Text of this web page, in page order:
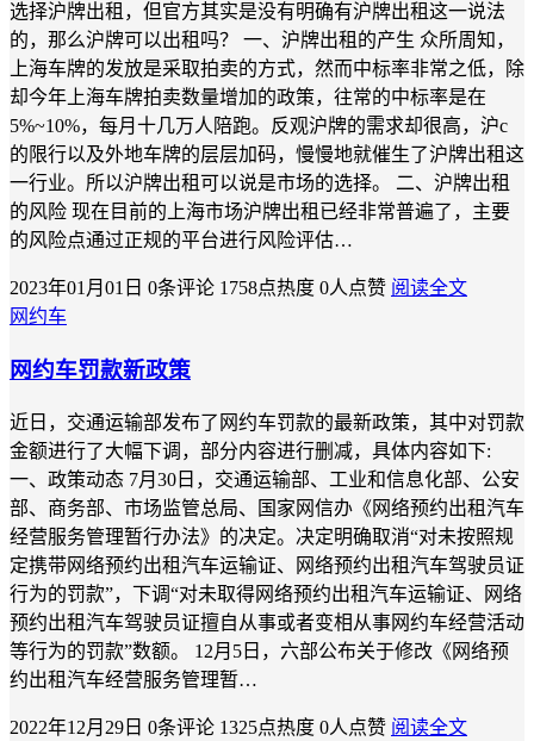
选择沪牌出租，但官方其实是没有明确有沪牌出租这一说法
的，那么沪牌可以出租吗？ 一、沪牌出租的产生 众所周知，
上海车牌的发放是采取拍卖的方式，然而中标率非常之低，除
却今年上海车牌拍卖数量增加的政策，往常的中标率是在
5%~10%，每月十几万人陪跑。反观沪牌的需求却很高，沪c
的限行以及外地车牌的层层加码，慢慢地就催生了沪牌出租这
一行业。所以沪牌出租可以说是市场的选择。 二、沪牌出租
的风险 现在目前的上海市场沪牌出租已经非常普遍了，主要
的风险点通过正规的平台进行风险评估…
2023年01月01日 0条评论 1758点热度 0人点赞 阅读全文
网约车
网约车罚款新政策
近日，交通运输部发布了网约车罚款的最新政策，其中对罚款
金额进行了大幅下调，部分内容进行删减，具体内容如下:
一、政策动态 7月30日，交通运输部、工业和信息化部、公安
部、商务部、市场监管总局、国家网信办《网络预约出租汽车
经营服务管理暂行办法》的决定。决定明确取消“对未按照规
定携带网络预约出租汽车运输证、网络预约出租汽车驾驶员证
行为的罚款”，下调“对未取得网络预约出租汽车运输证、网络
预约出租汽车驾驶员证擅自从事或者变相从事网约车经营活动
等行为的罚款”数额。 12月5日，六部公布关于修改《网络预
约出租汽车经营服务管理暂…
2022年12月29日 0条评论 1325点热度 0人点赞 阅读全文